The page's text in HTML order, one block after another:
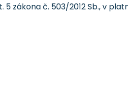
zákona č. 503/2012 Sb., v